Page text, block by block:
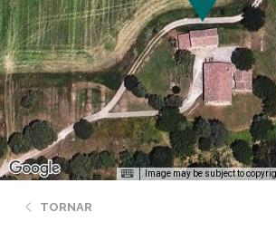
Image may be subject to
TORNAR